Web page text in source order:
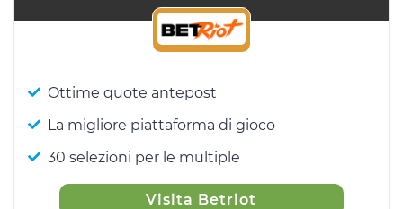
Ottime quote antepost
La migliore piattaforma di gioco
30 selezioni per le multiple
Visita Betriot